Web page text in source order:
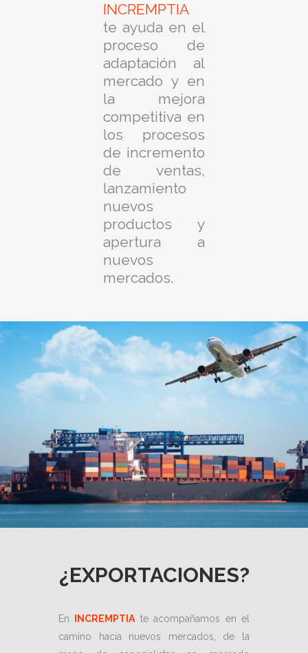
INCREMPTIA
te ayuda en el
proceso de
adaptación al
mercado y en
la mejora
competitiva en
los procesos
de incremento
de ventas,
lanzamiento
nuevos
productos y
apertura a
nuevos
mercados.
¿EXPORTACIONES?
En INCREMPTIA te acompañamos en el
camino hacia nuevos mercados, de la